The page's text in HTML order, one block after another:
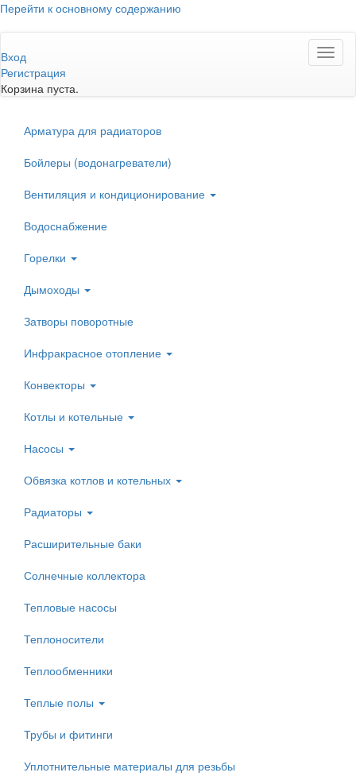
Перейти к основному содержанию
Вход
Регистрация
Корзина пуста.
Арматура для радиаторов
Бойлеры (водонагреватели)
Вентиляция и кондиционирование
Водоснабжение
Горелки
Дымоходы
Затворы поворотные
Инфракрасное отопление
Конвекторы
Котлы и котельные
Насосы
Обвязка котлов и котельных
Радиаторы
Расширительные баки
Солнечные коллектора
Тепловые насосы
Теплоносители
Теплообменники
Теплые полы
Трубы и фитинги
Уплотнительные материалы для резьбы